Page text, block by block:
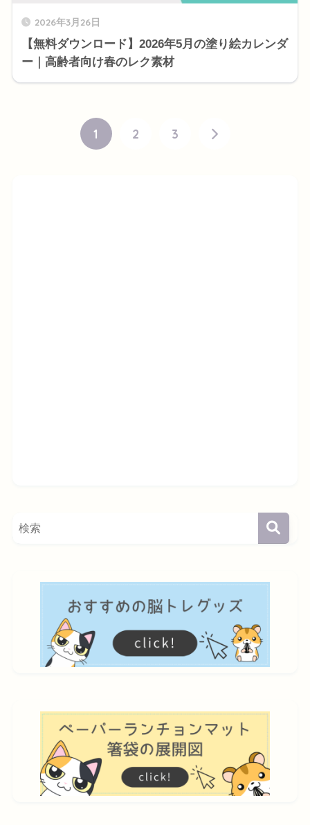
2026年3月26日
【無料ダウンロード】2026年5月の塗り絵カレンダ
ー｜高齢者向け春のレク素材
1 2 3